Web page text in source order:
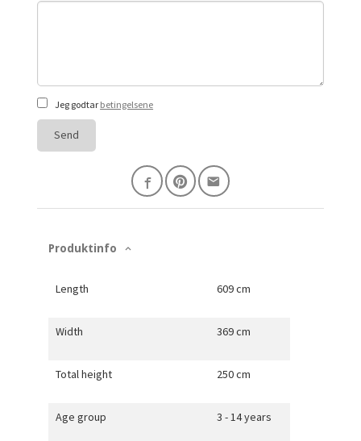
Jeg godtar betingelsene
Send
Produktinfo
Length 609 cm
Width 369 cm
Total height 250 cm
Age group 3 - 14 years